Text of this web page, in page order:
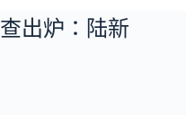
出炉：陆新